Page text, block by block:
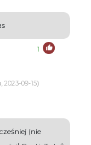
1
09-15)
(nie